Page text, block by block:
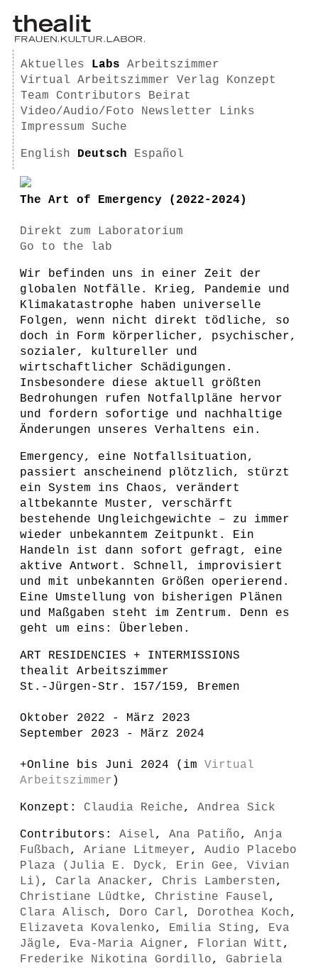
Aktuelles Labs
Arbeitszimmer
Virtual Arbeitszimmer
Verlag
Konzept
Team
Contributors
Beirat
Video/Audio/Foto
Newsletter
Links
Impressum
Suche
English Deutsch Español
The Art of Emergency (2022-2024)
Direkt zum Laboratorium
Go to the lab
Wir befinden uns in einer Zeit der
globalen Notfälle. Krieg, Pandemie und
Klimakatastrophe haben universelle
Folgen, wenn nicht direkt tödliche, so
doch in Form körperlicher, psychischer,
sozialer, kultureller und
wirtschaftlicher Schädigungen.
Insbesondere diese aktuell größten
Bedrohungen rufen Notfallpläne hervor
und fordern sofortige und nachhaltige
Änderungen unseres Verhaltens ein.
Emergency, eine Notfallsituation,
passiert anscheinend plötzlich, stürzt
ein System ins Chaos, verändert
altbekannte Muster, verschärft
bestehende Ungleichgewichte – zu immer
wieder unbekanntem Zeitpunkt. Ein
Handeln ist dann sofort gefragt, eine
aktive Antwort. Schnell, improvisiert
und mit unbekannten Größen operierend.
Eine Umstellung von bisherigen Plänen
und Maßgaben steht im Zentrum. Denn es
geht um eins: Überleben.
ART RESIDENCIES + INTERMISSIONS
thealit Arbeitszimmer
St.-Jürgen-Str. 157/159, Bremen
Oktober 2022 - März 2023
September 2023 - März 2024
+Online bis Juni 2024 (im Virtual
Arbeitszimmer )
Konzept: Claudia Reiche, Andrea Sick
Contributors: Aisel, Ana Patiño, Anja
Fußbach, Ariane Litmeyer, Audio Placebo
Plaza (Julia E. Dyck, Erin Gee, Vivian
Li) , Carla Anacker, Chris Lambersten,
Christiane Lüdtke, Christine Fausel,
Clara Alisch, Doro Carl, Dorothea Koch,
Elizaveta Kovalenko, Emilia Sting, Eva
Jägle, Eva-Maria Aigner, Florian Witt ,
Frederike Nikotina Gordillo, Gabriela